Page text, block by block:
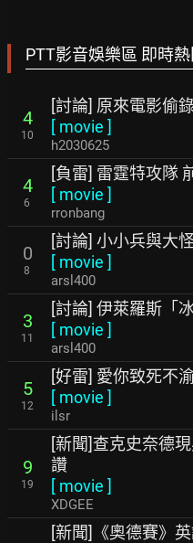
PTT影音娛樂區 即時
4
10
[討論] 原來電影偷
[ movie ]
h2030625
4
6
[負雷] 雷霆特攻隊
[ movie ]
rronbang
0
8
[討論] 小小兵與大
[ movie ]
arsl400
3
11
[討論] 伊萊羅斯「
[ movie ]
arsl400
5
12
[好雷] 愛你致死不
[ movie ]
ilsr
9
19
[新聞]查克史奈德
讚
[ movie ]
XDGEE
[新聞]《奧德賽》